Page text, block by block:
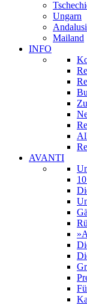
Ungarn
Mailand
INFO
AVANTI